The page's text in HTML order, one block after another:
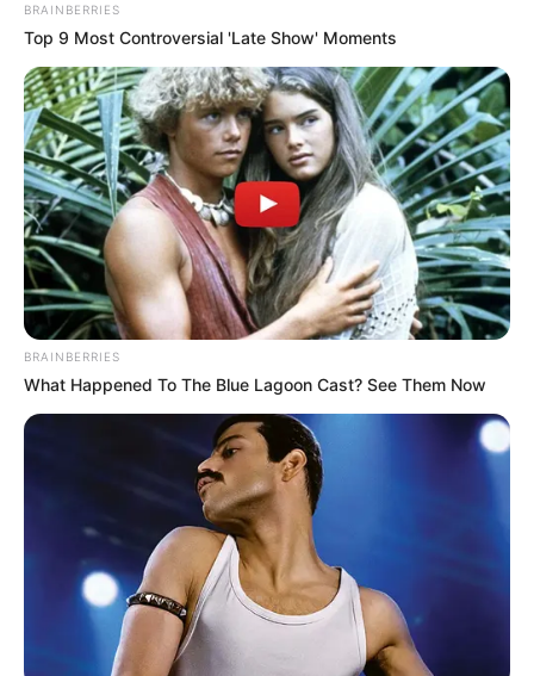
BRAINBERRIES
Top 9 Most Controversial 'Late Show' Moments
BRAINBERRIES
What Happened To The Blue Lagoon Cast? See Them Now